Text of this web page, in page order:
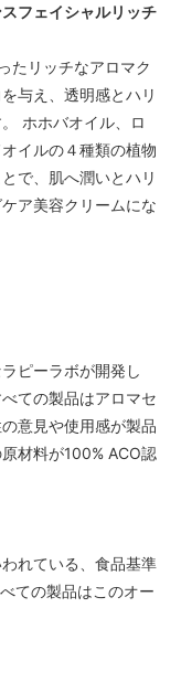
フェイシャルリッチ
たリッチなアロマク
与え、透明感とハリ
ホホバオイル、ロ
イルの４種類の植物
で、肌へ潤いとハリ
ア美容クリームにな
ピーラボが開発し
ての製品はアロマセ
意見や使用感が製品
材料が100% ACO認
れている、食品基準
ての製品はこのオー